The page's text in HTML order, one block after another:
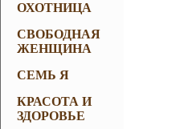
ОХОТНИЦА
СВОБОДНАЯ
ЖЕНЩИНА
СЕМЬ Я
КРАСОТА И
ЗДОРОВЬЕ